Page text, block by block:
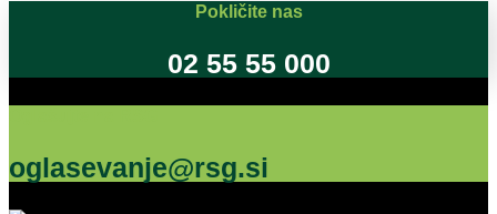
Pokličite nas
02 55 55 000
oglasevanje@rsg.si